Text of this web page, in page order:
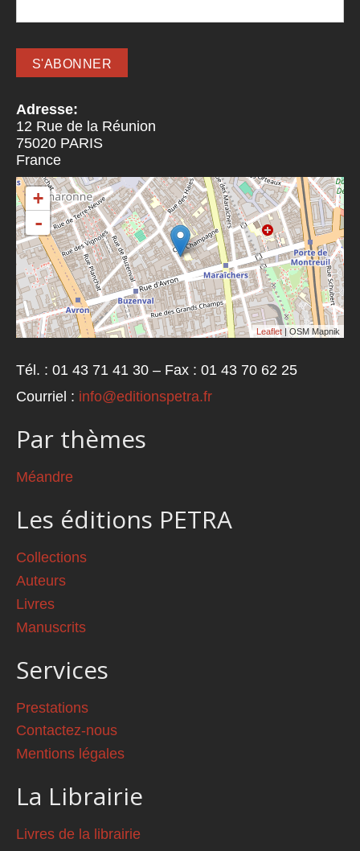
Adresse:
12 Rue de la Réunion
75020 PARIS
France
+
-
Leaflet | OSM Mapnik
Tél. : 01 43 71 41 30 – Fax : 01 43 70 62 25
Courriel : info@editionspetra.fr
Par thèmes
Méandre
Les éditions PETRA
Collections
Auteurs
Livres
Manuscrits
Services
Prestations
Contactez-nous
Mentions légales
La Librairie
Livres de la librairie